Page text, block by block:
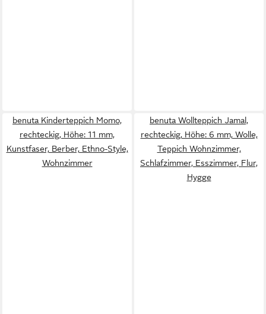
benuta Kinderteppich Momo,
rechteckig, Höhe: 11 mm,
Kunstfaser, Berber, Ethno-Style,
Wohnzimmer
benuta Wollteppich Jamal,
rechteckig, Höhe: 6 mm, Wolle,
Teppich Wohnzimmer,
Schlafzimmer, Esszimmer, Flur,
Hygge